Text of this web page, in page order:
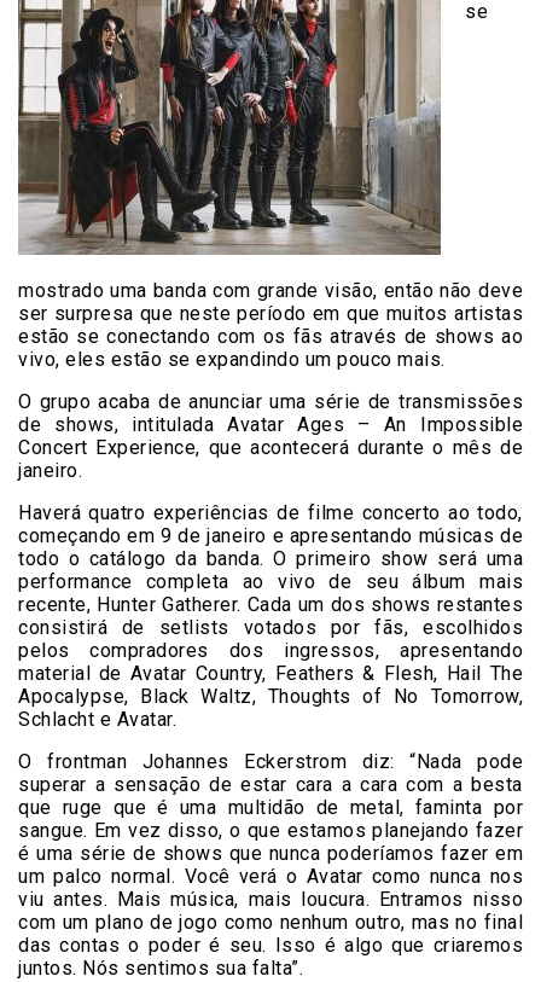
se
mostrado uma banda com grande visão, então não deve
ser surpresa que neste período em que muitos artistas
estão se conectando com os fãs através de shows ao
vivo, eles estão se expandindo um pouco mais.
O grupo acaba de anunciar uma série de transmissões
de shows, intitulada Avatar Ages – An Impossible
Concert Experience, que acontecerá durante o mês de
janeiro.
Haverá quatro experiências de filme concerto ao todo,
começando em 9 de janeiro e apresentando músicas de
todo o catálogo da banda. O primeiro show será uma
performance completa ao vivo de seu álbum mais
recente, Hunter Gatherer. Cada um dos shows restantes
consistirá de setlists votados por fãs, escolhidos
pelos compradores dos ingressos, apresentando
material de Avatar Country, Feathers & Flesh, Hail The
Apocalypse, Black Waltz, Thoughts of No Tomorrow,
Schlacht e Avatar.
O frontman Johannes Eckerstrom diz: “Nada pode
superar a sensação de estar cara a cara com a besta
que ruge que é uma multidão de metal, faminta por
sangue. Em vez disso, o que estamos planejando fazer
é uma série de shows que nunca poderíamos fazer em
um palco normal. Você verá o Avatar como nunca nos
viu antes. Mais música, mais loucura. Entramos nisso
com um plano de jogo como nenhum outro, mas no final
das contas o poder é seu. Isso é algo que criaremos
juntos. Nós sentimos sua falta”.